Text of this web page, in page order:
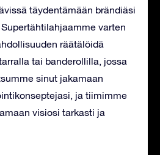
täydentämään brändiäsi
varten
räätälöidä
tai banderollilla, jossa
sinut jakamaan
ja tiimimme
visiosi tarkasti ja